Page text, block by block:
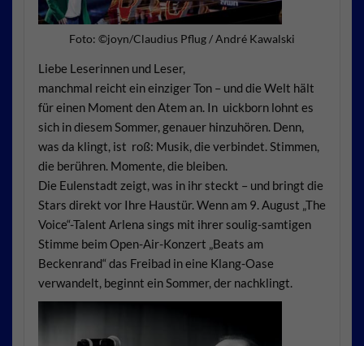
Foto: ©joyn/Claudius Pflug / André Kawalski
Liebe Leserinnen und Leser,
manchmal reicht ein einziger Ton – und die Welt hält
für einen Moment den Atem an. In uickborn lohnt es
sich in diesem Sommer, genauer hinzuhören. Denn,
was da klingt, ist roß: Musik, die verbindet. Stimmen,
die berühren. Momente, die bleiben.
Die Eulenstadt zeigt, was in ihr steckt – und bringt die
Stars direkt vor Ihre Haustür. Wenn am 9. August „The
Voice“-Talent Arlena sings mit ihrer soulig-samtigen
Stimme beim Open-Air-Konzert „Beats am
Beckenrand“ das Freibad in eine Klang-Oase
verwandelt, beginnt ein Sommer, der nachklingt.